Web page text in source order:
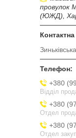
провулок
(ЮЖД),
+380
Відділ
+380
Отдел
+380
Отдел